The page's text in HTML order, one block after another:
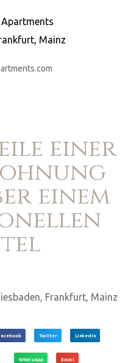
einer
einem
Twitter LinkedIn
WhatsApp Email